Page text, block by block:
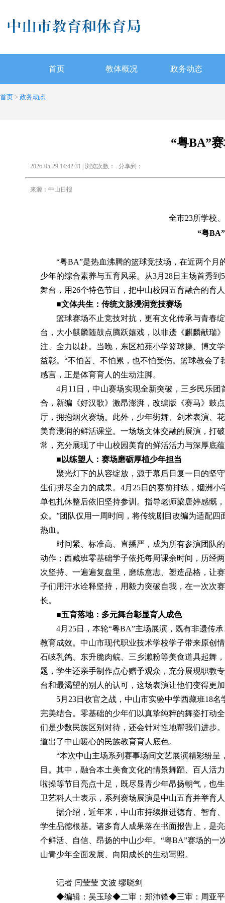
首页 教体概况 政务动态
首页 > 政务动态
“粤BA”
2026-05-29 14:42:31 | 浏览次数： - 分享到：
来源：中山日报
全市23所学校
“粤
“粤BA”是热血沸腾的篮球竞技场，在近两个月
少年的综合素养与五育风采。从3月28日主场首秀
舞台，用26个特色节目，把中山校园五育融合的育
■文体共生：传统文脉浸润竞技赛场
篮球赛场不止竞技对抗，更有文化传承与青春绽
台，大小麒麟随鼓点腾跃嬉戏，以非遗《麒麟献瑞
注、全力以赴。当晚，东区柏苑小学篮球操、博文
益彰。“不怕苦、不怕累，也不怕受伤。篮球教会
感言，正是体育育人的生动注脚。
4月11日，中山赛场实现全新突破，三乡民乐团
合，新编《好汉歌》激昂澎湃，改编版《赛马》鼓
厅，拥抱烟火赛场。此外，少年街舞、剑术表演、
美育浸润的鲜活课堂。一场场文体交融的展演，打
常，充分展现了中山校园美育的鲜活活力与深厚底
■以练塑人：赛场磨砺厚植少年担当
聚光灯下的从容绽放，源于幕后日复一日的坚守
生们拼尽全力的成果。4月25日的赛前排练，烟洲
单包扎休整后依旧坚持参训。指导老师梁唐婷感慨
众。”团队仅用一周时间，将传统剧目改编为适配
热血。
时间紧、标准高、直播严，成为所有参演团队的
动作；西藏班零基础学子依托每周课余时间，历经
次坚持、一遍遍复盘里，磨练意志、塑造品格，让
子们用汗水诠释坚持，用毅力突破自我，在一次次
长。
■五育落地：多元舞台彰显育人成色
4月25日，本轮“粤BA”主场展演，既有非遗传承
教育成效。中山市现代职业技术学校学子带来原创
石岐乳鸽、东升脆肉鲩、三乡濑粉等美食道具起舞
题，学生还亲手制作点心赠予观众，充分展现职教
台和最渴望的别人的认可，这场表演让他们变得更
5月23日收官之战，中山市实验中学西藏班18名
完美结合。零基础的少年们以真挚纯粹的舞姿打动
们是少数民族区别对待，还会针对性地帮我们进步
道出了中山暖心的民族教育育人底色。
“本次中山主场系列赛事场间文艺展演精彩纷呈
目。其中，融合本土美食文化的情景舞蹈、百人活
啦操等节目亮点十足，既尽显青少年昂扬朝气，也
卫艺科人士表示，系列赛场展演是中山五育并举育
据介绍，近年来，中山市持续推进德育、智育、
学生品德根基。诸多育人成果落在书面报告上，是
个鲜活、自信、昂扬的中山少年。“粤BA”赛场的
山青少年全面发展、向阳成长的生动写照。
记者 闫莹莹 文波 缪晓剑
◆编辑：吴玉珍◆二审：郑沛锋◆三审：周亚平